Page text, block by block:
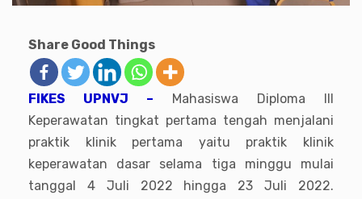
Share Good Things
FIKES UPNVJ – Mahasiswa Diploma III
Keperawatan tingkat pertama tengah menjalani
praktik klinik pertama yaitu praktik klinik
keperawatan dasar selama tiga minggu mulai
tanggal 4 Juli 2022 hingga 23 Juli 2022.